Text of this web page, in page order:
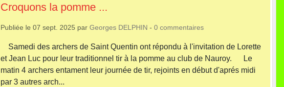
Croquons la pomme ...
Publiée le07 sept. 2025 parGeorges DELPHIN -0 commentaires
Samedi des archers de Saint Quentin ont répondu à l'invitation de Lorette
et Jean Luc pour leur traditionnel tir à la pomme au club de Nauroy. Le
matin 4 archers entament leur journée de tir, rejoints en début d'aprés midi
par 3 autres arch...